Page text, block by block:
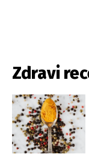
Zdravi